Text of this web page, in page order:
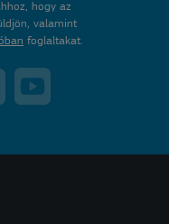
hogy az
valamint
foglaltakat.